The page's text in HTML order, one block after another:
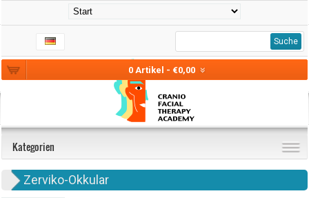
0 Artikel - €0,00
Suche
Kategorien
Zerviko-Okkular